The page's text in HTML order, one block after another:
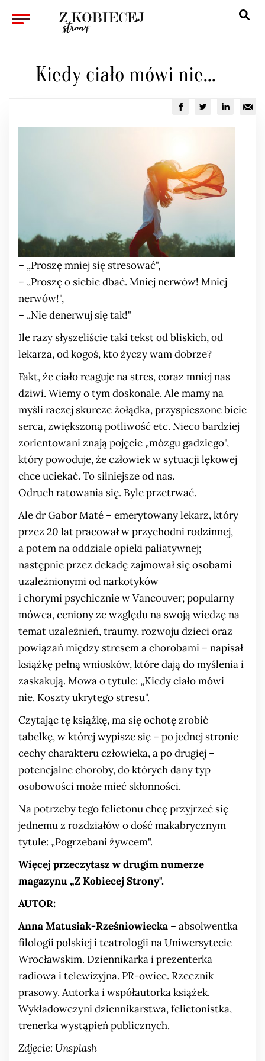
ZWIĄZKI
WYWIAD
REDAKCJA
KONTAKT
PRENUMERATA
REKLAMA
OSTATNIE WYDANIA
POLECAMY
Kiedy ciało mówi nie...
– „Proszę mniej się stresować",
– „Proszę o siebie dbać. Mniej nerwów! Mniej
nerwów!",
– „Nie denerwuj się tak!"
Ile razy słyszeliście taki tekst od bliskich, od
lekarza, od kogoś, kto życzy wam dobrze?
Fakt, że ciało reaguje na stres, coraz mniej nas
dziwi. Wiemy o tym doskonale. Ale mamy na
myśli raczej skurcze żołądka, przyspieszone bicie
serca, zwiększoną potliwość etc. Nieco bardziej
zorientowani znają pojęcie „mózgu gadziego",
który powoduje, że człowiek w sytuacji lękowej
chce uciekać. To silniejsze od nas.
Odruch ratowania się. Byle przetrwać.
Ale dr Gabor Maté – emerytowany lekarz, który
przez 20 lat pracował w przychodni rodzinnej,
a potem na oddziale opieki paliatywnej;
następnie przez dekadę zajmował się osobami
uzależnionymi od narkotyków
i chorymi psychicznie w Vancouver; popularny
mówca, ceniony ze względu na swoją wiedzę na
temat uzależnień, traumy, rozwoju dzieci oraz
powiązań między stresem a chorobami – napisał
książkę pełną wniosków, które dają do myślenia i
zaskakują. Mowa o tytule: „Kiedy ciało mówi
nie. Koszty ukrytego stresu".
Czytając tę książkę, ma się ochotę zrobić
tabelkę, w której wypisze się – po jednej stronie
cechy charakteru człowieka, a po drugiej –
potencjalne choroby, do których dany typ
osobowości może mieć skłonności.
Na potrzeby tego felietonu chcę przyjrzeć się
jednemu z rozdziałów o dość makabrycznym
tytule: „Pogrzebani żywcem".
Więcej przeczytasz w drugim numerze
magazynu „Z Kobiecej Strony".
AUTOR:
Anna Matusiak-Rześniowiecka – absolwentka
filologii polskiej i teatrologii na Uniwersytecie
Wrocławskim. Dziennikarka i prezenterka
radiowa i telewizyjna. PR-owiec. Rzecznik
prasowy. Autorka i współautorka książek.
Wykładowczyni dziennikarstwa, felietonistka,
trenerka wystąpień publicznych.
Zdjęcie: Unsplash